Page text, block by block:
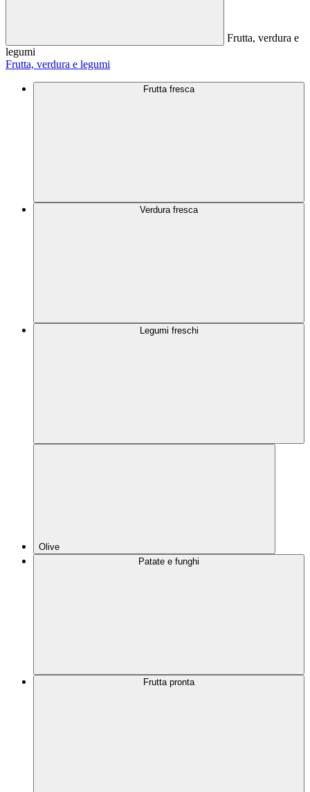
Frutta, verdura e
legumi
Frutta, verdura e legumi
Frutta fresca
Verdura fresca
Legumi freschi
Olive
Patate e funghi
Frutta pronta